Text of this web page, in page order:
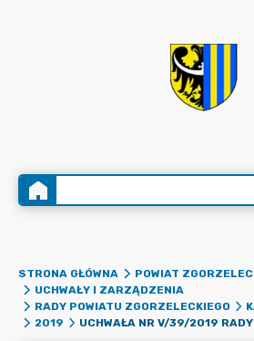
STRONA GŁÓWNA
POWIAT
UCHWAŁY I ZARZĄDZENIA
RADY POWIATU ZGORZELECKIEGO
2019